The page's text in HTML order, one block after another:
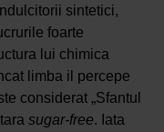
sintetici,
foarte
lui chimica
limba il percepe
considerat „Sfantul
sugar-free. Iata